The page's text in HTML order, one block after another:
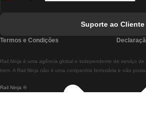
Comboios De Lisboa A
Comboios De Braga A
Rail Ninja ®
Rail.Ninja é uma agência global e independente de serviço
trem. A Rail Ninja não é uma companhia ferroviária e não
Suporte ao Cliente
Termos e Condições